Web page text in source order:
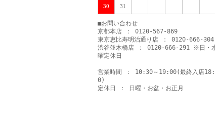
30 31
■お問い合わせ
京都本店 ： 0120-567-869
東京恵比寿明治通り店 ： 0120-666-304
渋谷並木橋店 ： 0120-666-291 ※日・
曜定休日
営業時間 ： 10:30～19:00(最終入店
0)
定休日 ： 日曜・お盆・お正月